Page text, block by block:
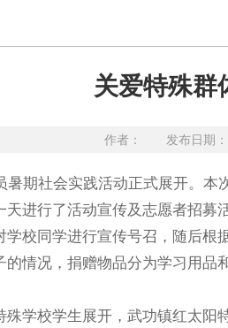
关爱特殊群
作者： 发布日期
期社会实践活动正式展开。
进行了活动宣传及志愿者招募
校同学进行宣传号召，随后
情况，捐赠物品分为学习用
学校学生展开，武功镇红太